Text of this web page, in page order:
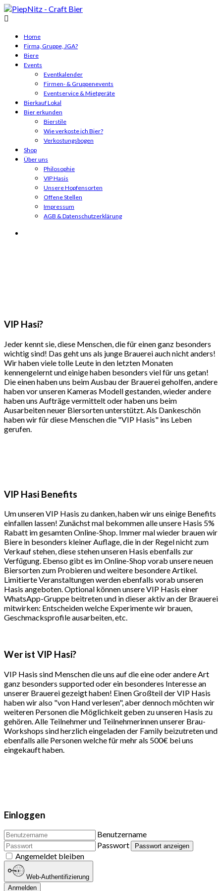
Home
Firma, Gruppe, JGA?
Biere
Events
Eventkalender
Firmen- & Gruppenevents
Eventservice & Mietgeräte
Bierkauf Lokal
Bier erkunden
Bierstile
Wie verkoste ich Bier?
Verkostungsbogen
Shop
Über uns
Philosophie
VIP Hasis
Unsere Hopfensorten
Offene Stellen
Impressum
AGB & Datenschutzerklärung
VIP Hasi?
Jeder kennt sie, diese Menschen, die für einen ganz besonders
wichtig sind! Das geht uns als junge Brauerei auch nicht anders!
Wir haben viele tolle Leute in den letzten Monaten
kennengelernt und einige haben besonders viel für uns getan!
Die einen haben uns beim Ausbau der Brauerei geholfen, andere
haben vor unseren Kameras Modell gestanden, wieder andere
haben uns Aufträge vermittelt oder haben uns beim
Ausarbeiten neuer Biersorten unterstützt. Als Dankeschön
haben wir für diese Menschen die "VIP Hasis" ins Leben
gerufen.
VIP Hasi Benefits
Um unseren VIP Hasis zu danken, haben wir uns einige Benefits
einfallen lassen! Zunächst mal bekommen alle unsere Hasis 5%
Rabatt im gesamten Online-Shop. Immer mal wieder brauen wir
Biere in besonders kleiner Auflage, die in der Regel nicht zum
Verkauf stehen, diese stehen unseren Hasis ebenfalls zur
Verfügung. Ebenso gibt es im Online-Shop vorab unsere neuen
Biersorten zum Probieren und weitere besondere Artikel.
Limitierte Veranstaltungen werden ebenfalls vorab unseren
Hasis angeboten. Optional können unsere VIP Hasis einer
WhatsApp-Gruppe beitreten und in dieser aktiv an der Brauerei
mitwirken: Entscheiden welche Experimente wir brauen,
Geschmacksprofile ausarbeiten, etc.
Wer ist VIP Hasi?
VIP Hasis sind Menschen die uns auf die eine oder andere Art
ganz besonders supported oder ein besonderes Interesse an
unserer Brauerei gezeigt haben! Einen Großteil der VIP Hasis
haben wir also "von Hand verlesen", aber dennoch möchten wir
weiteren Personen die Möglichkeit geben zu unseren Hasis zu
gehören. Alle Teilnehmer und Teilnehmerinnen unserer Brau-
Workshops sind herzlich eingeladen der Family beizutreten und
ebenfalls alle Personen welche für mehr als 500€ bei uns
eingekauft haben.
Einloggen
Benutzername
Passwort
Passwort anzeigen
Angemeldet bleiben
Web-Authentifizierung
Anmelden